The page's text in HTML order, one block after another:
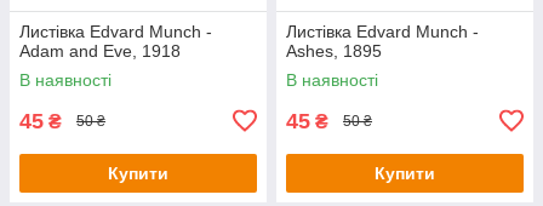
Листівка Edvard Munch -
Adam and Eve, 1918
В наявності
45 ₴ 50 ₴
Купити
Листівка Edvard Munch -
Ashes, 1895
В наявності
45 ₴ 50 ₴
Купити